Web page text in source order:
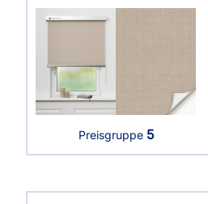
Preisgruppe 5